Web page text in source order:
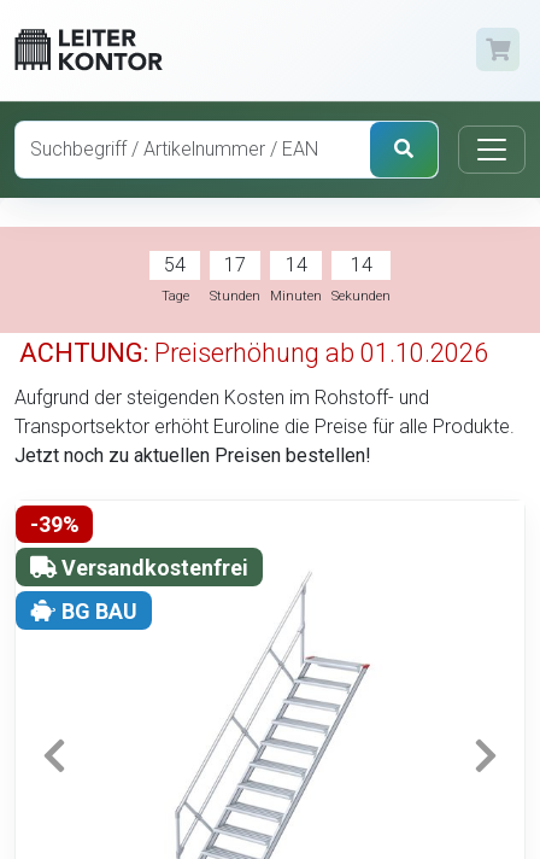
54
Tage
17
Stunden
14
Minuten
13
Sekunden
ACHTUNG: Preiserhöhung ab 01.10.2026
Aufgrund der steigenden Kosten im Rohstoff- und
Transportsektor erhöht Euroline die Preise für alle Produkte.
Jetzt noch zu aktuellen Preisen bestellen!
-39%
Versandkostenfrei
BG BAU